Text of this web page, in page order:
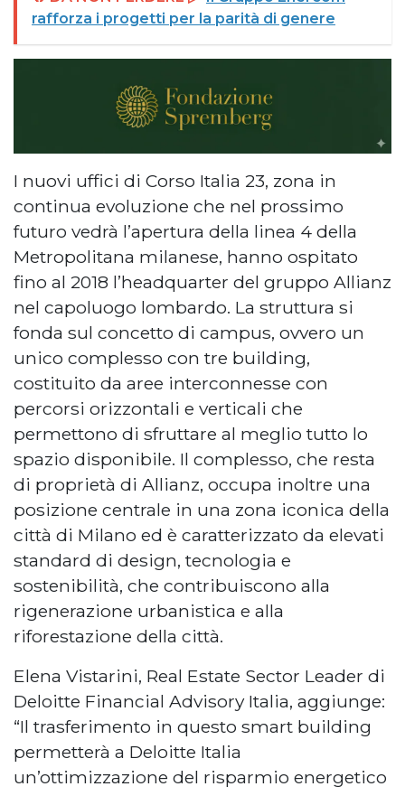
rafforza i progetti per la parità di genere
I nuovi uffici di Corso Italia 23, zona in
continua evoluzione che nel prossimo
futuro vedrà l’apertura della linea 4 della
Metropolitana milanese, hanno ospitato
fino al 2018 l’headquarter del gruppo Allianz
nel capoluogo lombardo. La struttura si
fonda sul concetto di campus, ovvero un
unico complesso con tre building,
costituito da aree interconnesse con
percorsi orizzontali e verticali che
permettono di sfruttare al meglio tutto lo
spazio disponibile. Il complesso, che resta
di proprietà di Allianz, occupa inoltre una
posizione centrale in una zona iconica della
città di Milano ed è caratterizzato da elevati
standard di design, tecnologia e
sostenibilità, che contribuiscono alla
rigenerazione urbanistica e alla
riforestazione della città.
Elena Vistarini, Real Estate Sector Leader di
Deloitte Financial Advisory Italia, aggiunge:
“Il trasferimento in questo smart building
permetterà a Deloitte Italia
un’ottimizzazione del risparmio energetico